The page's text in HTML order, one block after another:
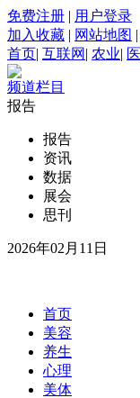
免费注册 | 用户登录
加入收藏 | 网站地图 |
首页| 互联网 | 农业|
频道栏目
报告
报告
资讯
数据
展会
思刊
2026年02月11日
首页
美容
养生
心理
美体